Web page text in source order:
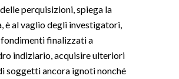
perquisizioni, spiega la
è al vaglio degli investigatori,
finalizzati a
indiziario, acquisire ulteriori
soggetti ancora ignoti nonché